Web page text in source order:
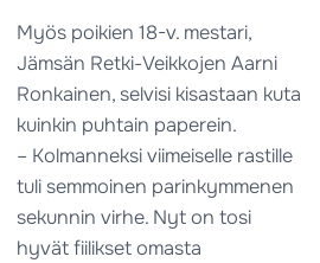
Myös poikien 18-v. mestari,
Jämsän Retki-Veikkojen Aarni
Ronkainen, selvisi kisastaan kuta
kuinkin puhtain paperein.
– Kolmanneksi viimeiselle rastille
tuli semmoinen parinkymmenen
sekunnin virhe. Nyt on tosi
hyvät fiilikset omasta